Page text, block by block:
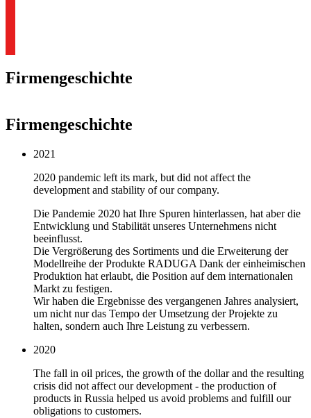
Firmengeschichte
Firmengeschichte
2021
2020 pandemic left its mark, but did not affect the
development and stability of our company.
Die Pandemie 2020 hat Ihre Spuren hinterlassen, hat aber die
Entwicklung und Stabilität unseres Unternehmens nicht
beeinflusst.
Die Vergrößerung des Sortiments und die Erweiterung der
Modellreihe der Produkte RADUGA Dank der einheimischen
Produktion hat erlaubt, die Position auf dem internationalen
Markt zu festigen.
Wir haben die Ergebnisse des vergangenen Jahres analysiert,
um nicht nur das Tempo der Umsetzung der Projekte zu
halten, sondern auch Ihre Leistung zu verbessern.
2020
The fall in oil prices, the growth of the dollar and the resulting
crisis did not affect our development - the production of
products in Russia helped us avoid problems and fulfill our
obligations to customers.